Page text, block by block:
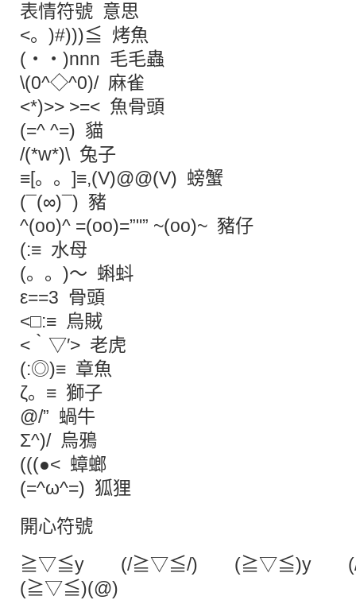
表情符號 意思
<。)#)))≦ 烤魚
(‧‧)nnn 毛毛蟲
\(0^◇^0)/ 麻雀
<*)>> >=< 魚骨頭
(=^ ^=) 貓
/(*w*)\ 兔子
≡[。。]≡,(V)@@(V) 螃蟹
(¯(∞)¯) 豬
^(oo)^ =(oo)=”"” ~(oo)~ 豬仔
(:≡ 水母
(。。)～ 蝌蚪
ε==3 骨頭
<□:≡ 烏賊
<‵▽′> 老虎
(:◎)≡ 章魚
ζ。≡ 獅子
@/” 蝸牛
Σ^)/ 烏鴉
(((●< 蟑螂
(=^ω^=) 狐狸
開心符號
≧▽≦y (/≧▽≦/) (≧▽≦)y
(≧▽≦)(@)